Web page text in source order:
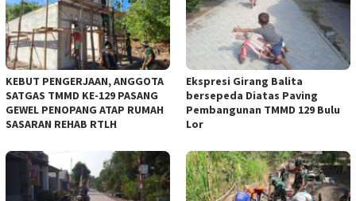
KEBUT PENGERJAAN, ANGGOTA
SATGAS TMMD KE-129 PASANG
GEWEL PENOPANG ATAP RUMAH
SASARAN REHAB RTLH
Ekspresi Girang Balita
bersepeda Diatas Paving
Pembangunan TMMD 129 Bulu
Lor